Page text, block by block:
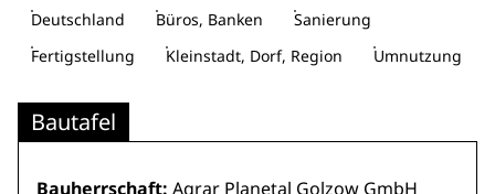
Deutschland Büros, Banken
Sanierung
Fertigstellung
Kleinstadt, Dorf, Region Umnutzung
Bautafel
Bauherrschaft: Agrar Planetal Golzow GmbH